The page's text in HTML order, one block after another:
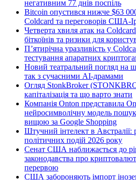
негативним 77 днів поспіль
Bitcoin опустився нижче $63
Coldcard та переговорів США-
Четверта хвиля атак на
біткоїнів та ризики для
П’ятирічна уразливість у
тестування апаратних
Новий театральний погляд на
так з сучасними AI-драмами
Огляд StonkBroker
капіталізація та що варто знати
Компанія Onton представила
нейросимволічну модель
вищою за Google Shopping
Штучний інтелект в Австралії:
політичних подій 2026 року
Сенат США наближається до
законодавства про
перервою
США забороняють імпорт